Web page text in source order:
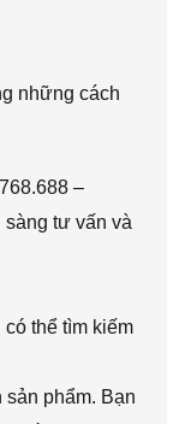
những cách
–
sàng tư vấn và
thể tìm kiếm
sản phẩm. Bạn